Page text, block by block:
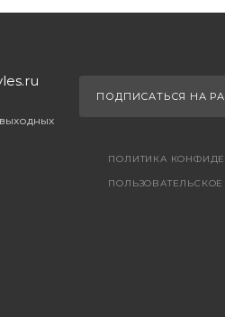
ПОДПИСАТЬСЯ НА
ПОЛИТИКА